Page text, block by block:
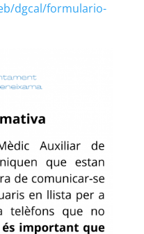
dgcal/formulario-